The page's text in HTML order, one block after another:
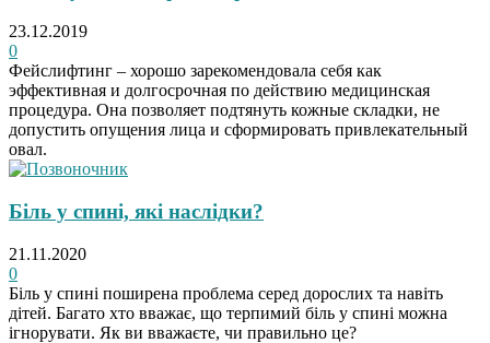
23.12.2019
0
Фейслифтинг – хорошо зарекомендовала себя как
эффективная и долгосрочная по действию медицинская
процедура. Она позволяет подтянуть кожные складки, не
допустить опущения лица и сформировать привлекательный
овал.
Біль у спині, які наслідки?
21.11.2020
0
Біль у спині поширена проблема серед дорослих та навіть
дітей. Багато хто вважає, що терпимий біль у спині можна
ігнорувати. Як ви вважаєте, чи правильно це?